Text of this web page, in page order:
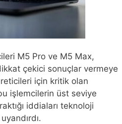
M5 Pro ve M5 Max,
çekici sonuçlar vermeye
için kritik olan
işlemcilerin üst seviye
iddiaları teknoloji